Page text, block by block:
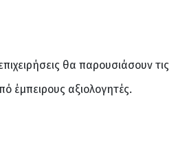
θα παρουσιάσουν τις
έμπειρους αξιολογητές.